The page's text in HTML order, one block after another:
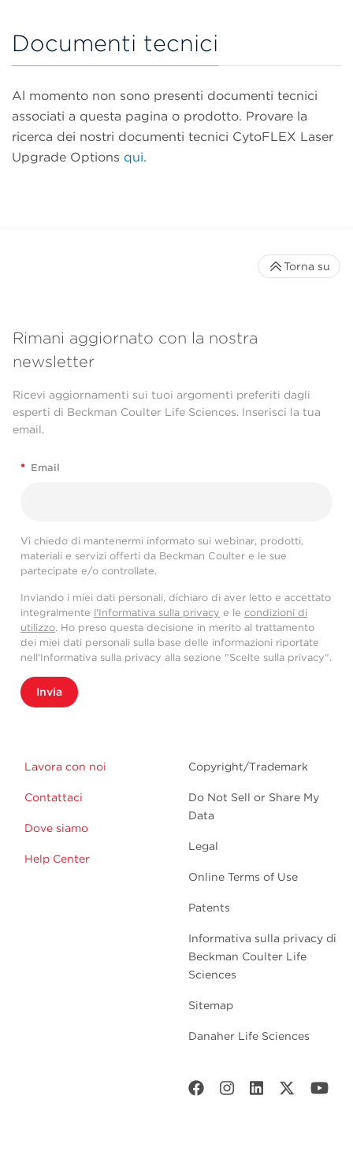
Documenti tecnici
Al momento non sono presenti documenti tecnici
associati a questa pagina o prodotto. Provare la
ricerca dei nostri documenti tecnici CytoFLEX Laser
Upgrade Options qui.
Rimani aggiornato con la nostra
newsletter
Ricevi aggiornamenti sui tuoi argomenti preferiti dagli
esperti di Beckman Coulter Life Sciences. Inserisci la tua
email.
* Email
Vi chiedo di mantenermi informato sui webinar, prodotti,
materiali e servizi offerti da Beckman Coulter e le sue
partecipate e/o controllate.
Inviando i miei dati personali, dichiaro di aver letto e accettato
integralmente l'Informativa sulla privacy e le condizioni di
utilizzo. Ho preso questa decisione in merito al trattamento
dei miei dati personali sulla base delle informazioni riportate
nell'Informativa sulla privacy alla sezione "Scelte sulla privacy".
Invia
Lavora con noi
Contattaci
Dove siamo
Help Center
Copyright/Trademark
Do Not Sell or Share My
Data
Legal
Online Terms of Use
Patents
Informativa sulla privacy di
Beckman Coulter Life
Sciences
Sitemap
Danaher Life Sciences
Torna su